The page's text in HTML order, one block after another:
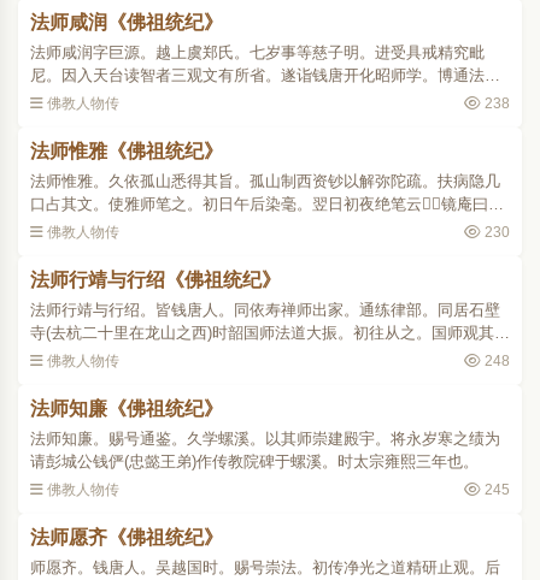
法师咸润《佛祖统纪》
法师咸润字巨源。越上虞郑氏。七岁事等慈子明。进受具戒精究毗
尼。因入天台读智者三观文有所省。遂诣钱唐开化昭师学。博通法华
净名涅槃楞严之旨。昭师敬其夙成俾之分座。及昭师赴梵天。复令自
佛教人物传 238
法师惟雅《佛祖统纪》
法师惟雅。久依孤山悉得其旨。孤山制西资钞以解弥陀疏。扶病隐几
口占其文。使雅师笔之。初日午后染毫。翌日初夜绝笔云镜庵曰。
孤山以高世之才弥天之笔。著十疏以通经。述诸钞以解疏。其于翼赞
佛教人物传 230
法师行靖与行绍《佛祖统纪》
法师行靖与行绍。皆钱唐人。同依寿禅师出家。通练律部。同居石壁
寺(去杭二十里在龙山之西)时韶国师法道大振。初往从之。国师观其法
器。即使往学三观于螺溪之席。二师既偕往。讲求大义旦夜不息。未
佛教人物传 248
法师知廉《佛祖统纪》
法师知廉。赐号通鉴。久学螺溪。以其师崇建殿宇。将永岁寒之绩为
请彭城公钱俨(忠懿王弟)作传教院碑于螺溪。时太宗雍熙三年也。
佛教人物传 245
法师愿齐《佛祖统纪》
师愿齐。钱唐人。吴越国时。赐号崇法。初传净光之道精研止观。后